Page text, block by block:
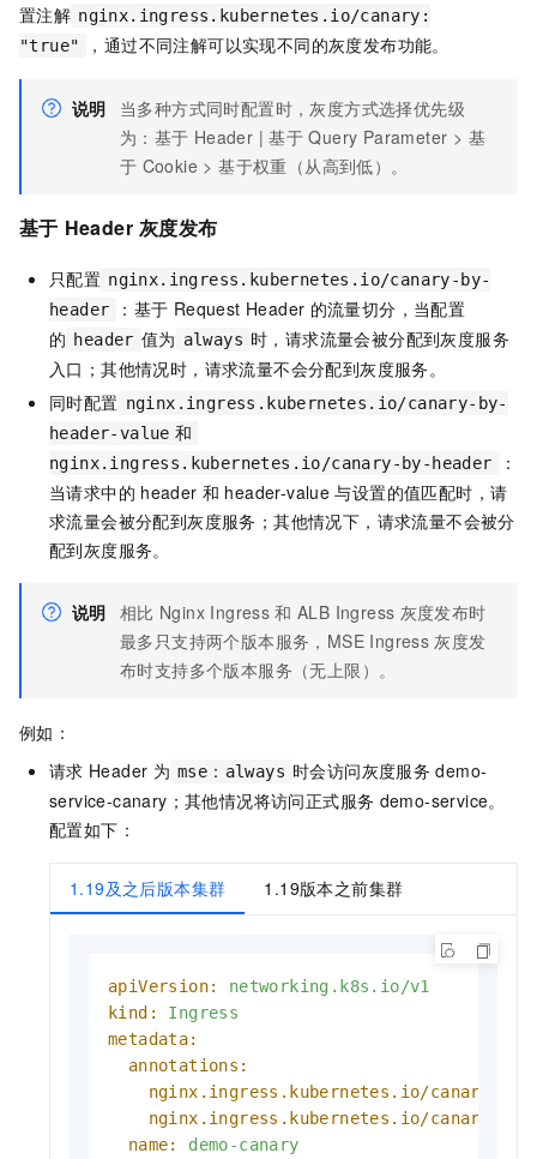
置注解 nginx.ingress.kubernetes.io/canary:
"true"
，通过不同注解可以实现不同的灰度发布功能。
说明
当多种方式同时配置时，灰度方式选择优先级
为：基于 Header | 基于 Query Parameter > 基
于 Cookie > 基于权重（从高到低）。
基于 Header 灰度发布
只配置 nginx.ingress.kubernetes.io/canary-by-
header
：基于 Request Header 的流量切分，当配置
的 header 值为 always 时，请求流量会被分配到灰度服务
入口；其他情况时，请求流量不会分配到灰度服务。
同时配置 nginx.ingress.kubernetes.io/canary-by-
header-value 和
nginx.ingress.kubernetes.io/canary-by-header
：
当请求中的 header 和 header-value 与设置的值匹配时，请
求流量会被分配到灰度服务；其他情况下，请求流量不会被分
配到灰度服务。
说明 相比 Nginx Ingress 和 ALB Ingress 灰度发布时
最多只支持两个版本服务，MSE Ingress 灰度发
布时支持多个版本服务（无上限）。
例如：
请求 Header 为 mse：always 时会访问灰度服务 demo-
service-canary；其他情况将访问正式服务 demo-service。
配置如下：
1.19及之后版本集群 1.19版本之前集群
apiVersion:
networking.k8s.io/v1
kind:
Ingress
metadata:
annotations:
nginx.ingress.kubernetes.io/canary:
nginx.ingress.kubernetes.io/canary-by-
name:
demo-canary